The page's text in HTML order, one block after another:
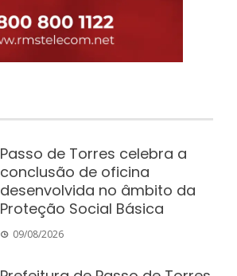
Passo de Torres celebra a
conclusão de oficina
desenvolvida no âmbito da
Proteção Social Básica
09/08/2026